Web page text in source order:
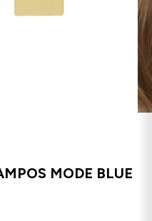
MODE BLUE